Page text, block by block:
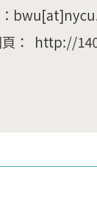
：
頁： http://